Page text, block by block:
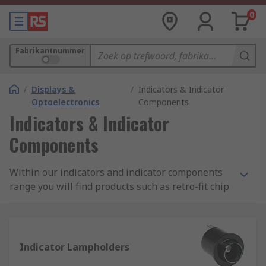
0
Fabrikantnummer
/ Displays &
Optoelectronics
/ Indicators & Indicator
Components
Indicators & Indicator
Components
Within our indicators and indicator components
range you will find products such as retro-fit chip
models and accessories like lamp holders. Find
leading brands such as Marl, Arcoelectric and
Oxley, or choose our own RS Pro range for quality
Indicator Lampholders